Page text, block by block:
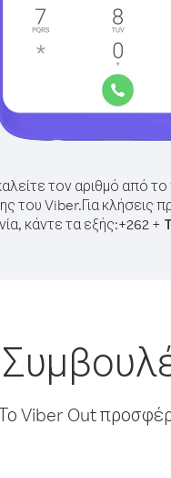
τον αριθμό από
του Viber.Για κλήσεις
κάντε τα εξής:+262 +
Viber Out